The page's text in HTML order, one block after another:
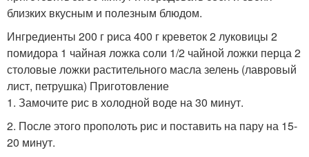
близких вкусным и полезным блюдом.
Ингредиенты 200 г риса 400 г креветок 2 луковицы 2
помидора 1 чайная ложка соли 1/2 чайной ложки перца 2
столовые ложки растительного масла зелень (лавровый
лист, петрушка) Приготовление
1. Замочите рис в холодной воде на 30 минут.
2. После этого прополоть рис и поставить на пару на 15-
20 минут.